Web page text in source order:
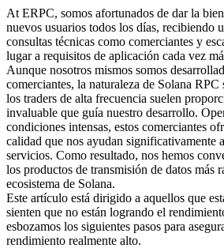
At ERPC, somos afortunados de dar la
nuevos usuarios todos los días, recibiendo
consultas técnicas como comerciantes y
lugar a requisitos de aplicación cada vez
Aunque nosotros mismos somos
comerciantes, la naturaleza de Solana
los traders de alta frecuencia suelen
invaluable que guía nuestro desarrollo.
condiciones intensas, estos comerciantes
calidad que nos ayudan significativamente
servicios. Como resultado, nos hemos
los productos de transmisión de datos más
ecosistema de Solana.
Este artículo está dirigido a aquellos que
sienten que no están logrando el
esbozamos los siguientes pasos para
rendimiento realmente alto.